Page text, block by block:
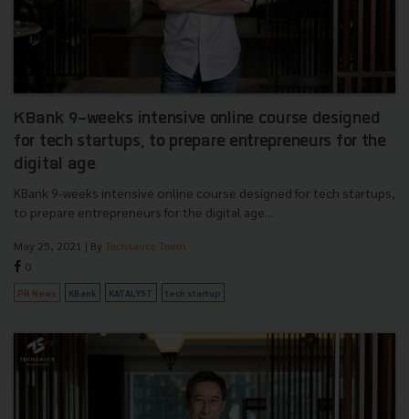
KBank 9-weeks intensive online course designed
for tech startups, to prepare entrepreneurs for the
digital age
KBank 9-weeks intensive online course designed for tech startups,
to prepare entrepreneurs for the digital age...
May 25, 2021 | By Techsauce Team
0
PR News KBank KATALYST tech startup